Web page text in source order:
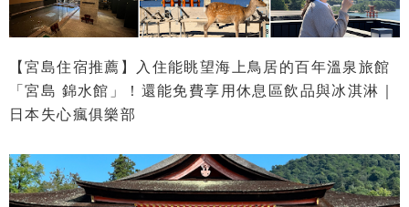
【宮島住宿推薦】入住能眺望海上鳥居的百年溫泉旅館
「宮島 錦水館」！還能免費享用休息區飲品與冰淇淋｜
日本失心瘋俱樂部